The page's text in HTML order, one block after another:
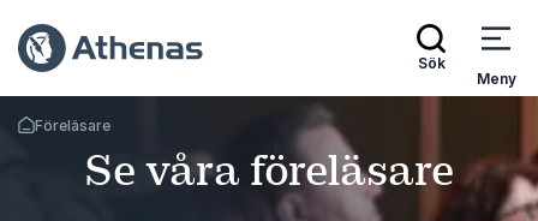
Sök
Meny
Gå tillbaka till startsidan
Föreläsare
Se våra föreläsare